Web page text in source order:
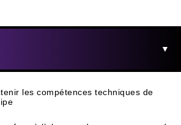
les compétences techniques de